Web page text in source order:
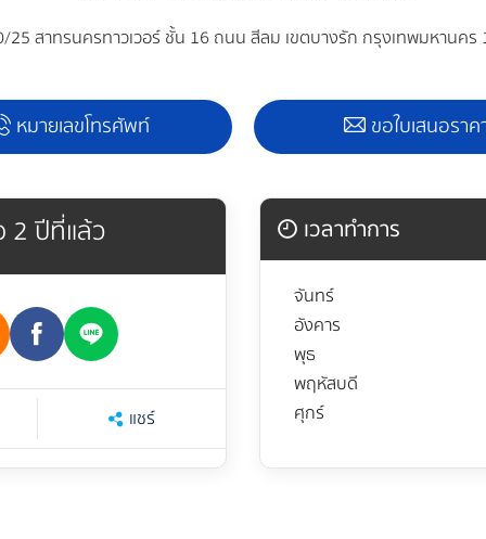
25 สาทรนครทาวเวอร์ ชั้น 16 ถนน สีลม เขตบางรัก กรุงเทพมหานคร
หมายเลขโทรศัพท์ ขอใบเสนอราค
2 ปีที่แล้ว
แชร์
เวลาทำการ
จันทร์
อังคาร
พุธ
พฤหัสบดี
ศุกร์